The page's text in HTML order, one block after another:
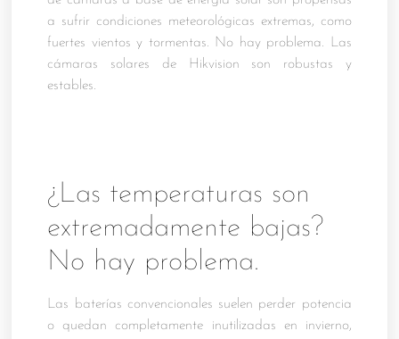
a sufrir condiciones meteorológicas extremas, como
fuertes vientos y tormentas. No hay problema. Las
cámaras solares de Hikvision son robustas y
estables.
¿Las temperaturas son
extremadamente bajas?
No hay problema.
Las baterías convencionales suelen perder potencia
o quedan completamente inutilizadas en invierno,